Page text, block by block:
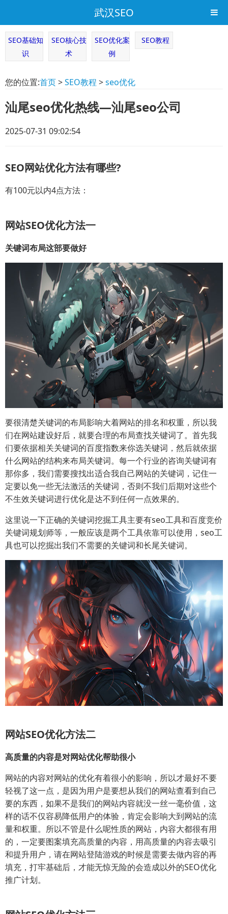
武汉SEO
SEO基础知
识
SEO核心技
术
SEO优化案
例
SEO教程
您的位置:首页>SEO教程 >seo优化
汕尾seo优化热线—汕尾seo公司
2025-07-31 09:02:54
SEO网站优化方法有哪些?
有100元以内4点方法：
网站SEO优化方法一
关键词布局这部要做好
要很清楚关键词的布局影响大着网站的排名和权重，所以我
们在网站建设好后，就要合理的布局查找关键词了。首先我
们要依据相关关键词的百度指数来你选关键词，然后就依据
什么网站的结构来布局关键词。每一个行业的咨询关键词有
那你多，我们需要搜找出适合我自己网站的关键词，记住一
定要以免一些无法激活的关键词，否则不我们后期对这些个
不生效关键词进行优化是达不到任何一点效果的。
这里说一下正确的关键词挖掘工具主要有seo工具和百度竞价
关键词规划师等，一般应该是两个工具依靠可以使用，seo工
具也可以挖掘出我们不需要的关键词和长尾关键词。
网站SEO优化方法二
高质量的内容是对网站优化帮助很小
网站的内容对网站的优化有着很小的影响，所以才最好不要
轻视了这一点，是因为用户是要想从我们的网站查看到自己
要的东西，如果不是我们的网站内容就没一丝一毫价值，这
样的话不仅容易降低用户的体验，肯定会影响大到网站的流
量和权重。所以不管是什么呢性质的网站，内容大都很有用
的，一定要图案填充高质量的内容，用高质量的内容去吸引
和提升用户，请在网站登陆游戏的时候是需要去做内容的再
填充，打牢基础后，才能无惊无险的会造成以外的SEO优化
推广计划。